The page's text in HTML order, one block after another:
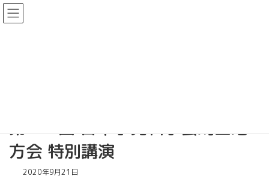
コ
ン
ナ
ビ
第181回 日本小児科学会埼玉地
方会 特別講演
2020年9月21日